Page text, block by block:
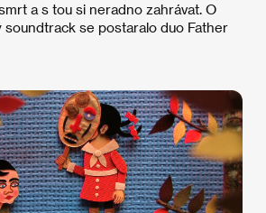
a s tou si neradno zahrávat. O
soundtrack se postaralo duo Father